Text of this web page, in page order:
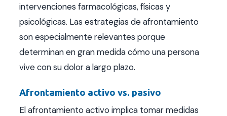
intervenciones farmacológicas, físicas y
psicológicas. Las estrategias de afrontamiento
son especialmente relevantes porque
determinan en gran medida cómo una persona
vive con su dolor a largo plazo.
Afrontamiento activo vs. pasivo
El afrontamiento activo implica tomar medidas